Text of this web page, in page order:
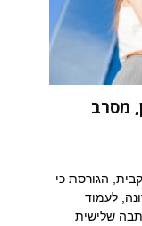
מסרב
הגורסת כי
לעמוד
שלישית